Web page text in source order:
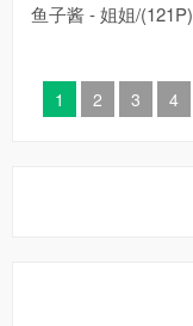
鱼子酱 - 姐姐/(121P)
1 2 3 4